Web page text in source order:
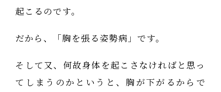
起こるのです。
だから、「胸を張る姿勢病」です。
そして又、何故身体を起こさなければと思っ
てしまうのかというと、胸が下がるからで